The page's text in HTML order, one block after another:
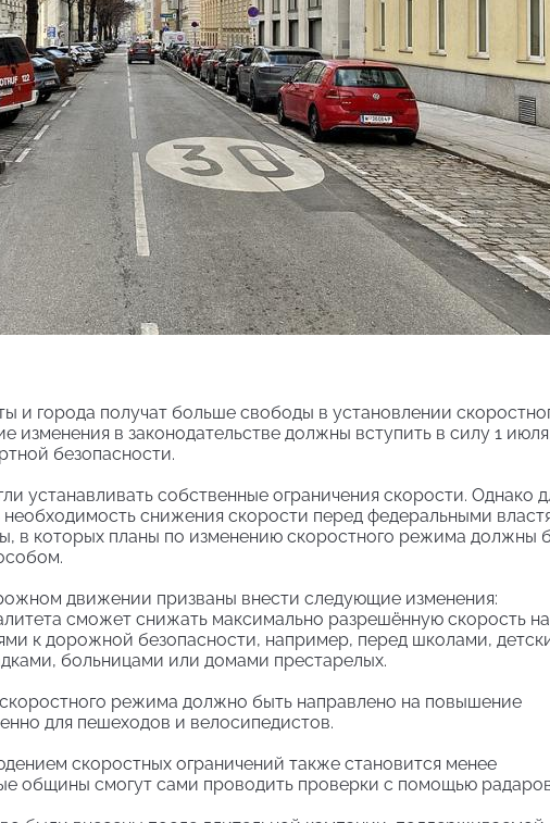
и города получат больше свободы в установлении
в законодательстве должны вступить в силу 1
безопасности.
устанавливать собственные ограничения скорости. Однако
снижения скорости перед федеральными
в которых планы по изменению скоростного режима должны
движении призваны внести следующие изменения:
сможет снижать максимально разрешённую скорость на
к дорожной безопасности, например, перед школами,
больницами или домами престарелых.
режима должно быть направлено на повышение
для пешеходов и велосипедистов.
скоростных ограничений также становится менее
общины смогут сами проводить проверки с помощью